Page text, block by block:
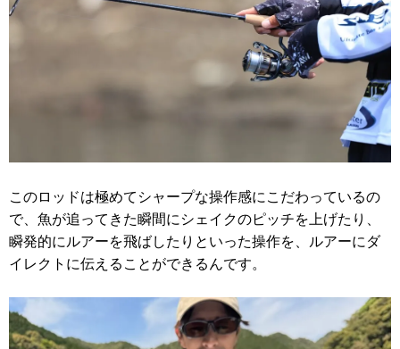
このロッドは極めてシャープな操作感にこだわっているの
で、魚が追ってきた瞬間にシェイクのピッチを上げたり、
瞬発的にルアーを飛ばしたりといった操作を、ルアーにダ
イレクトに伝えることができるんです。